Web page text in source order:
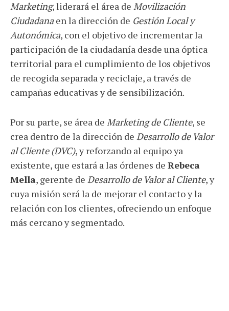
Marketing, liderará el área de Movilización
Ciudadanaen la dirección de Gestión Local y
Autonómica, con el objetivo de incrementar la
participación de la ciudadanía desde una óptica
territorial para el cumplimiento de los objetivos
de recogida separada y reciclaje, a través de
campañas educativas y de sensibilización.
Por su parte, se área de Marketing de Cliente, se
crea dentro de la dirección de Desarrollo de Valor
al Cliente (DVC), y reforzando al equipo ya
existente, que estará a las órdenes de Rebeca
Mella, gerente de Desarrollo de Valor al Cliente, y
cuya misión será la de mejorar el contacto y la
relación con los clientes, ofreciendo un enfoque
más cercano y segmentado.